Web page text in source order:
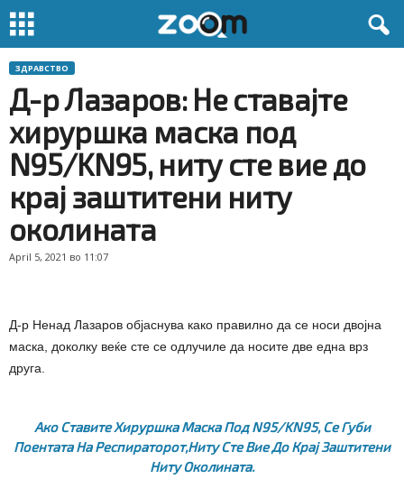
ЗДРАВСТВО
Д-р Лазаров: Не ставајте
хируршка маска под
N95/KN95, ниту сте вие до
крај заштитени ниту
околината
April 5, 2021 во 11:07
Д-р Ненад Лазаров објаснува како правилно да се носи двојна
маска, доколку веќе сте се одлучиле да носите две една врз
друга.
Ако Ставите Хируршка Маска Под N95/KN95, Се Губи
Поентата На Респираторот,ниту Сте Вие До Крај Заштитени
Ниту Околината.